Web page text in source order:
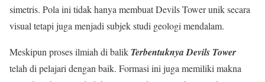
simetris. Pola ini tidak hanya membuat Devils Tower unik secara
visual tetapi juga menjadi subjek studi geologi mendalam.
Meskipun proses ilmiah di balik Terbentuknya Devils Tower
telah di pelajari dengan baik. Formasi ini juga memiliki makna